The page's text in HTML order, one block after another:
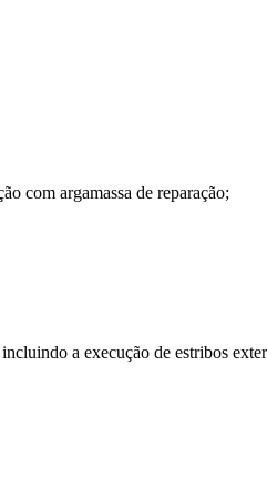
com argamassa de reparação;
a execução de estribos